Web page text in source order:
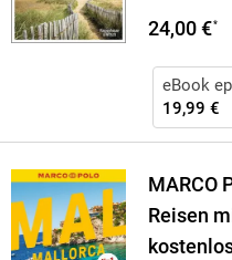
24,00 €*
eBook
19,99 €
MARCO
Reisen